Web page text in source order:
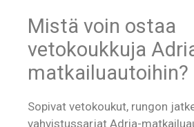
Mistä voin ostaa
vetokoukkuja
matkailuautoihin?
Sopivat vetokoukut, rungon
vahvistussarjat Adria-